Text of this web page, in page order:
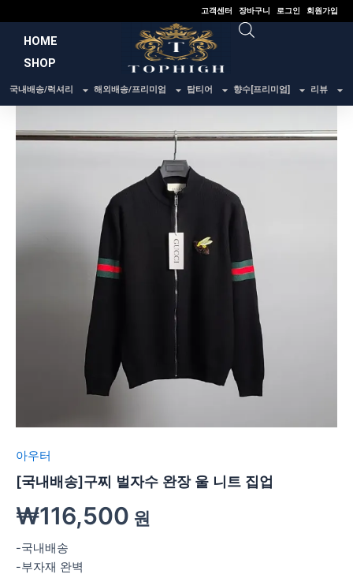
건
너
고객센터 장바구니 로그인 회원가입
HOME
SHOP
국내배송/럭셔리 해외배송/프리미엄 탑티어 향수[프리미엄] 리뷰
아우터
[국내배송]구찌 벌자수 완장 울 니트 집업
₩116,500 원
-국내배송
-부자재 완벽